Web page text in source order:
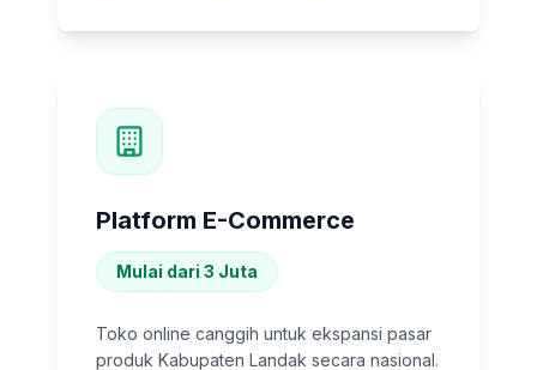
Platform E-Commerce
Mulai dari 3 Juta
Toko online canggih untuk ekspansi pasar
produk Kabupaten Landak secara nasional.